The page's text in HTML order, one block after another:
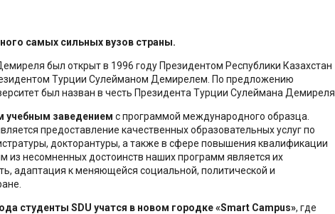
самых сильных вузов страны.
был открыт в 1996 году Президентом Республики Казахстан
Турции Сулейманом Демирелем. По предложению
был назван в честь Президента Турции Сулеймана Демиреля.
учебным заведением с программой международного образца.
предоставление качественных образовательных услуг по
докторантуры, а также в сфере повышения квалификации
из несомненных достоинств наших программ является их
адаптация к меняющейся социальной, политической и
студенты SDU учатся в новом городке «Smart Campus», где